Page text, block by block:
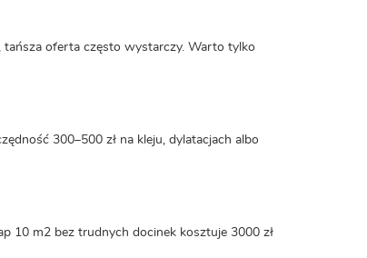
tańsza oferta często wystarczy. Warto tylko
300–500 zł na kleju, dylatacjach albo
10 m2 bez trudnych docinek kosztuje 3000 zł